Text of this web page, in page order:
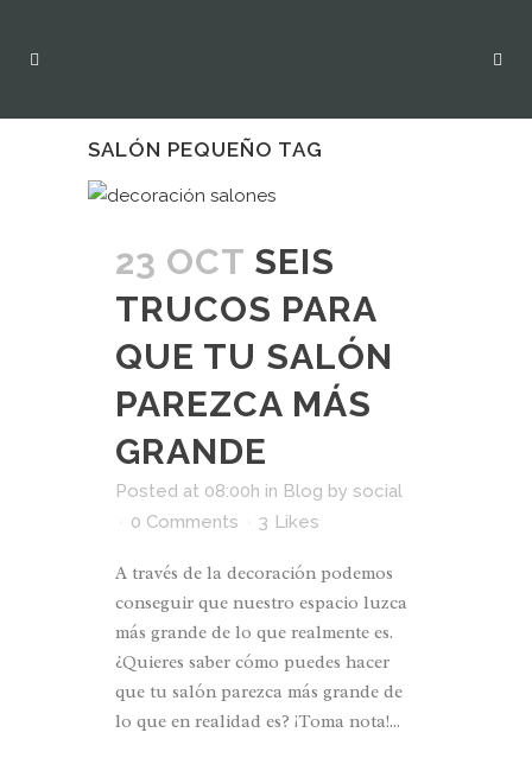
SALÓN PEQUEÑO TAG
23 OCT SEIS
TRUCOS PARA
QUE TU SALÓN
PAREZCA MÁS
GRANDE
Posted at 08:00h in Blog by social
0 Comments
3 Likes
A través de la decoración podemos
conseguir que nuestro espacio luzca
más grande de lo que realmente es.
¿Quieres saber cómo puedes hacer
que tu salón parezca más grande de
lo que en realidad es? ¡Toma nota!...